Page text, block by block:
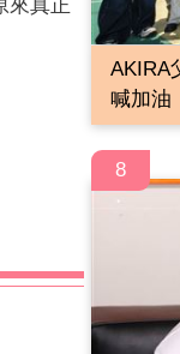
來真正
AKIRA
喊加油
8